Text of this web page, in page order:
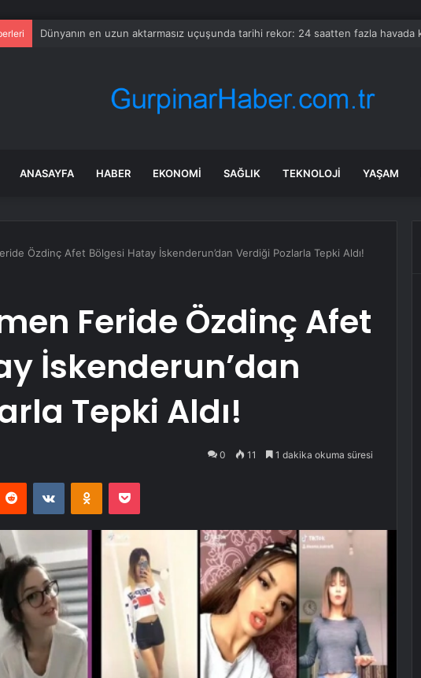
OpenAI yeni ’Astra’ modelinde kritik siber yetenek riski tespit etti
ANASAYFA HABER EKONOMI SAĞLIK TEKNOLOJI YAŞAM
Özdinç Afet Bölgesi Hatay İskenderun’dan Verdiği Pozlarla Tepki Aldı!
Feride Özdinç Afet
İskenderun’dan
Tepki Aldı!
0 11 1 dakika okuma süresi
Reddit VKontakteOdnoklassniki
Pocket